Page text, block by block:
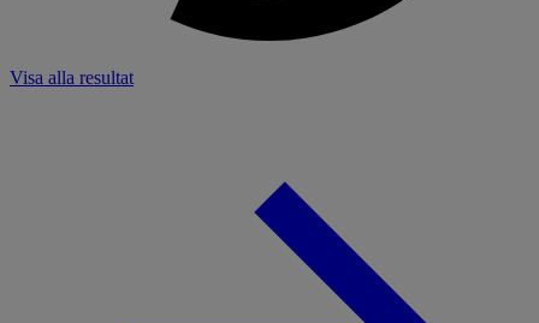
Visa alla resultat